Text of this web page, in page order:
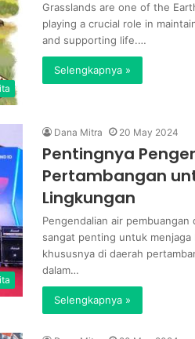
Grasslands are one of the
playing a crucial role in
and supporting life.…
Selengkapnya »
Dana Mitra 20 May 2024
Pentingnya
Pertambangan
Lingkungan
Pengendalian air pembuangan
sangat penting untuk menjaga
khususnya di daerah
dalam…
Selengkapnya »
Wakil